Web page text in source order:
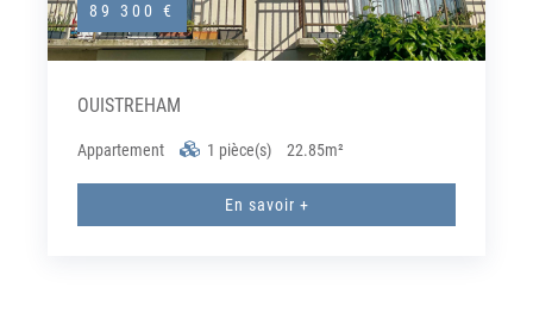
OUISTREHAM
89 300 €
Appartement 1 pièce(s) 22.85m²
En savoir +